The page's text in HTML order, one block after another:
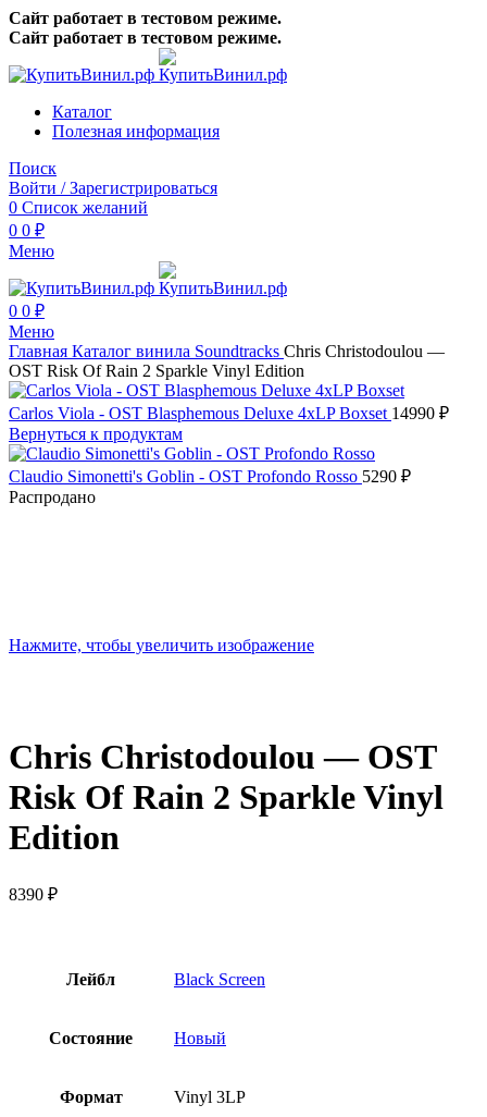
Сайт работает в тестовом режиме.
Сайт работает в тестовом режиме.
Каталог
Полезная информация
Поиск
Войти / Зарегистрироваться
0 Список желаний
0 0 ₽
Меню
0 0 ₽
Меню
Главная Каталог винила Soundtracks Chris Christodoulou —
OST Risk Of Rain 2 Sparkle Vinyl Edition
Carlos Viola - OST Blasphemous Deluxe 4xLP Boxset 14990 ₽
Вернуться к продуктам
Claudio Simonetti's Goblin - OST Profondo Rosso 5290 ₽
Распродано
Нажмите, чтобы увеличить изображение
Chris Christodoulou — OST
Risk Of Rain 2 Sparkle Vinyl
Edition
8390 ₽
Лейбл Black Screen
Состояние Новый
Формат Vinyl 3LP